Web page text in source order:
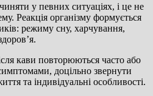
у певних ситуаціях, і це не
Реакція організму формується
режиму сну, харчування,
кави повторюються часто або
доцільно звернути
та індивідуальні особливості.